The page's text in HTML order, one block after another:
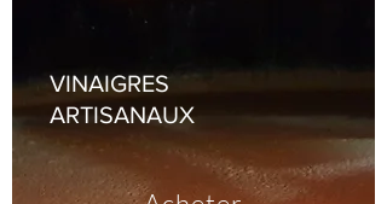
VINAIGRES
ARTISANAUX